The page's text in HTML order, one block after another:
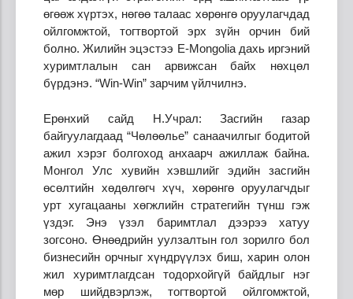
өгөөж хүртэх, нөгөө талаас хөрөнгө оруулагчдад
ойлгомжтой, тогтвортой эрх зүйн орчин бий
болно. Жилийн эцэстээ E-Mongolia дахь иргэний
хуримтлалын сан арвижсан байх нөхцөл
бүрдэнэ. “Win-Win” зарчим үйлчилнэ.
Ерөнхий сайд Н.Учрал: Засгийн газар
байгуулагдаад “Чөлөөлье” санаачилгыг бодитой
ажил хэрэг болгоход анхаарч ажиллаж байна.
Монгол Улс хувийн хэвшлийг эдийн засгийн
өсөлтийн хөдөлгөгч хүч, хөрөнгө оруулагчдыг
урт хугацааны хөгжлийн стратегийн түнш гэж
үздэг. Энэ үзэл баримтлал дээрээ хатуу
зогсоно. Өнөөдрийн уулзалтын гол зорилго бол
бизнесийн орчныг хүндрүүлэх биш, харин олон
жил хуримтлагдсан тодорхойгүй байдлыг нэг
мөр шийдвэрлэж, тогтвортой ойлгомжтой,